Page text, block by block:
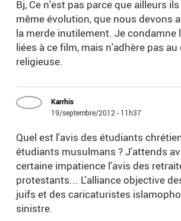
Bj, Ce n'est pas parce que ailleurs
même évolution, que nous devons
la merde inutilement. Je condamne
liées à ce film, mais n'adhère pas
religieuse.
Karrhis
19/septembre/2012 - 11h37
Quel est l'avis des étudiants
étudiants musulmans ? J'attends
certaine impatience l'avis des
protestants... L'alliance objective
juifs et des caricaturistes
sinistre.